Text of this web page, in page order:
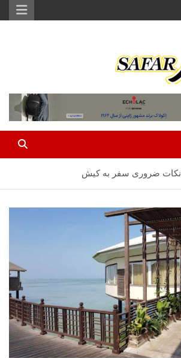
نکات ضروری سفر به کیش